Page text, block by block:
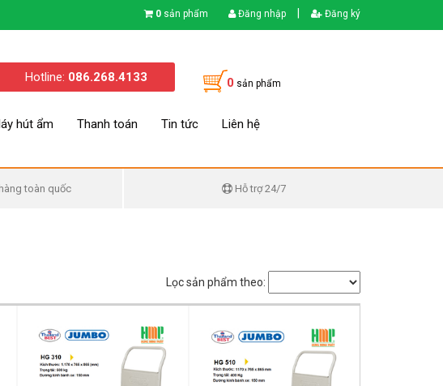
0 sản phẩm Đăng nhập Đăng ký
Hotline: 086.268.4133 0 sản phẩm
hút ẩm Thanh toán Tin tức
Liên hệ
toàn quốc Hỗ trợ 24/7
Lọc sản phẩm theo: